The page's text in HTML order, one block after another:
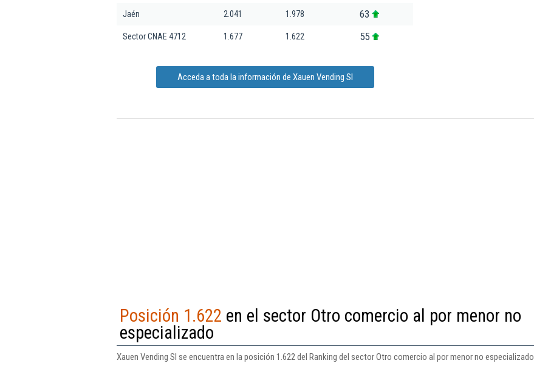
Jaén 2.041 1.978 63
Sector CNAE 4712 1.677 1.622 55
Acceda a toda la información de Xauen Vending Sl
Posición 1.622 en el sector Otro comercio al por menor no
especializado
Xauen Vending Sl se encuentra en la posición 1.622 del Ranking del sector Otro comercio al por menor no especializado.